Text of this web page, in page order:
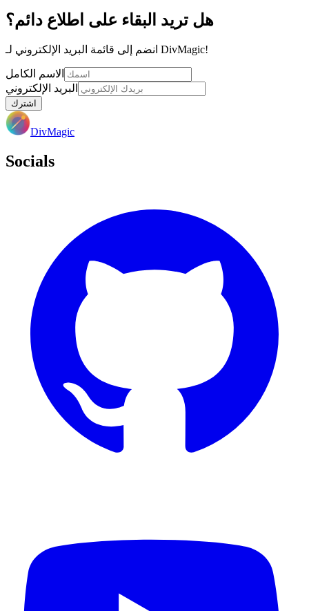
هل تريد البقاء على اطلاع دائم؟
انضم إلى قائمة البريد الإلكتروني لـ DivMagic!
الاسم الكامل
البريد الإلكتروني
اشترك
DivMagic
Socials